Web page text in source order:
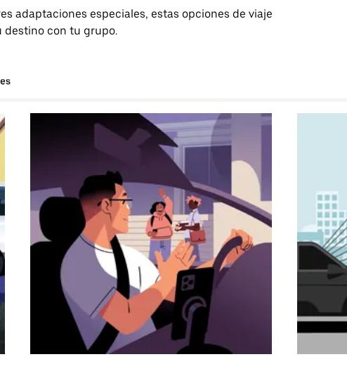
adaptaciones especiales, estas opciones de viaje
destino con tu grupo.